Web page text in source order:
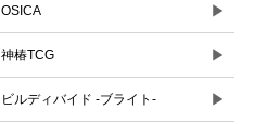
OSICA ▶
神椿TCG ▶
ビルディバイド -ブライト- ▶